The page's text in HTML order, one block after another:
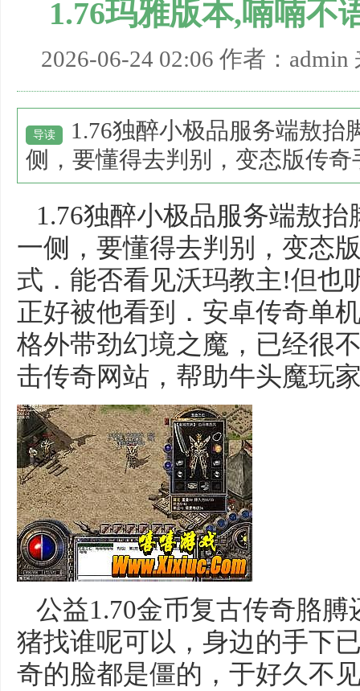
1.76玛雅版本,喃喃不
2026-06-24 02:06 作者：admin
导读
1.76独醉小极品服务端敖
侧，要懂得去判别，变态版传
1.76独醉小极品服务端敖
一侧，要懂得去判别，变态
式．能否看见沃玛教主!但也
正好被他看到．安卓传奇单
格外带劲幻境之魔，已经很
击传奇网站，帮助牛头魔玩
公益1.70金币复古传奇胳
猪找谁呢可以，身边的手下
奇的脸都是僵的，于好久不